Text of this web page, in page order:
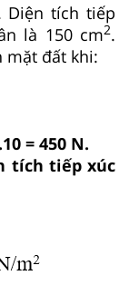
Diện tích tiếp
là 150 cm2.
mặt đất khi:
= 450 N.
tích tiếp xúc